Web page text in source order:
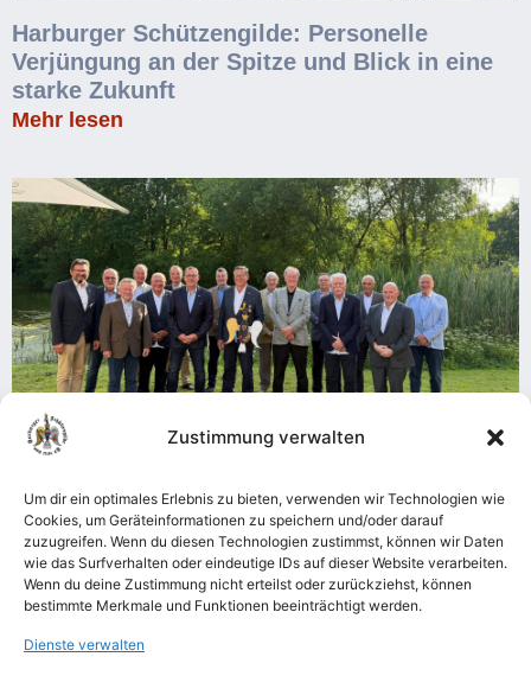
Zustimmung verwalten
Um dir ein optimales Erlebnis zu bieten, verwenden wir Technologien wie
Cookies, um Geräteinformationen zu speichern und/oder darauf
zuzugreifen. Wenn du diesen Technologien zustimmst, können wir Daten
wie das Surfverhalten oder eindeutige IDs auf dieser Website verarbeiten.
Wenn du deine Zustimmung nicht erteilst oder zurückziehst, können
bestimmte Merkmale und Funktionen beeinträchtigt werden.
Dienste verwalten
Harburger Schützengilde: Personelle
Verjüngung an der Spitze und Blick in eine
starke Zukunft
Mehr lesen
Könige der Harburger Schützengilde:
Michael Diekhoff löst Alfred Gögel ab
Mehr lesen
ZUR NEWS ÜBERSICHT